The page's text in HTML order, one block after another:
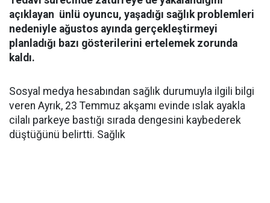
açıklayan ünlü oyuncu, yaşadığı sağlık problemleri
nedeniyle ağustos ayında gerçekleştirmeyi
planladığı bazı gösterilerini ertelemek zorunda
kaldı.
Sosyal medya hesabından sağlık durumuyla ilgili bilgi
veren Ayrık, 23 Temmuz akşamı evinde ıslak ayakla
cilalı parkeye bastığı sırada dengesini kaybederek
düştüğünü belirtti. Sağlık